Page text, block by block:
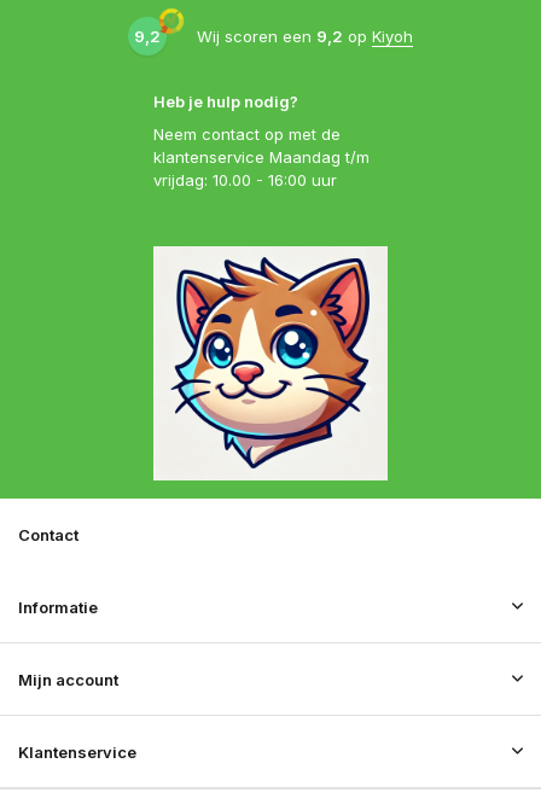
Heb je hulp nodig?
Neem contact op met de
klantenservice Maandag t/m
vrijdag: 10.00 - 16:00 uur
9,2 Wij scoren een 9,2 op Kiyoh
Klantenservice
Mijn account
Informatie
Contact